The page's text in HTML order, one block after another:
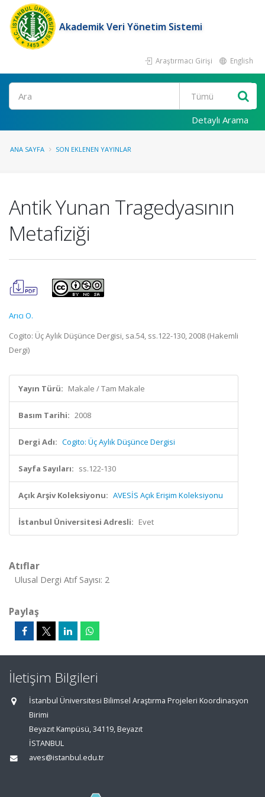
Akademik Veri Yönetim Sistemi
Araştırmacı Girişi English
Ara
Detaylı Arama
ANA SAYFA SON EKLENEN YAYINLAR
Antik Yunan Tragedyasının
Metafiziği
Arıcı O.
Cogito: Üç Aylık Düşünce Dergisi, sa.54, ss.122-130, 2008 (Hakemli
Dergi)
Yayın Türü: Makale / Tam Makale
Basım Tarihi: 2008
Dergi Adı: Cogito: Üç Aylık Düşünce Dergisi
Sayfa Sayıları: ss.122-130
Açık Arşiv Koleksiyonu: AVESİS Açık Erişim Koleksiyonu
İstanbul Üniversitesi Adresli: Evet
Atıflar
Ulusal Dergi Atıf Sayısı: 2
Paylaş
İletişim Bilgileri
İstanbul Üniversitesi Bilimsel Araştırma Projeleri Koordinasyon
Birimi
Beyazıt Kampüsü, 34119, Beyazıt
İSTANBUL
aves@istanbul.edu.tr